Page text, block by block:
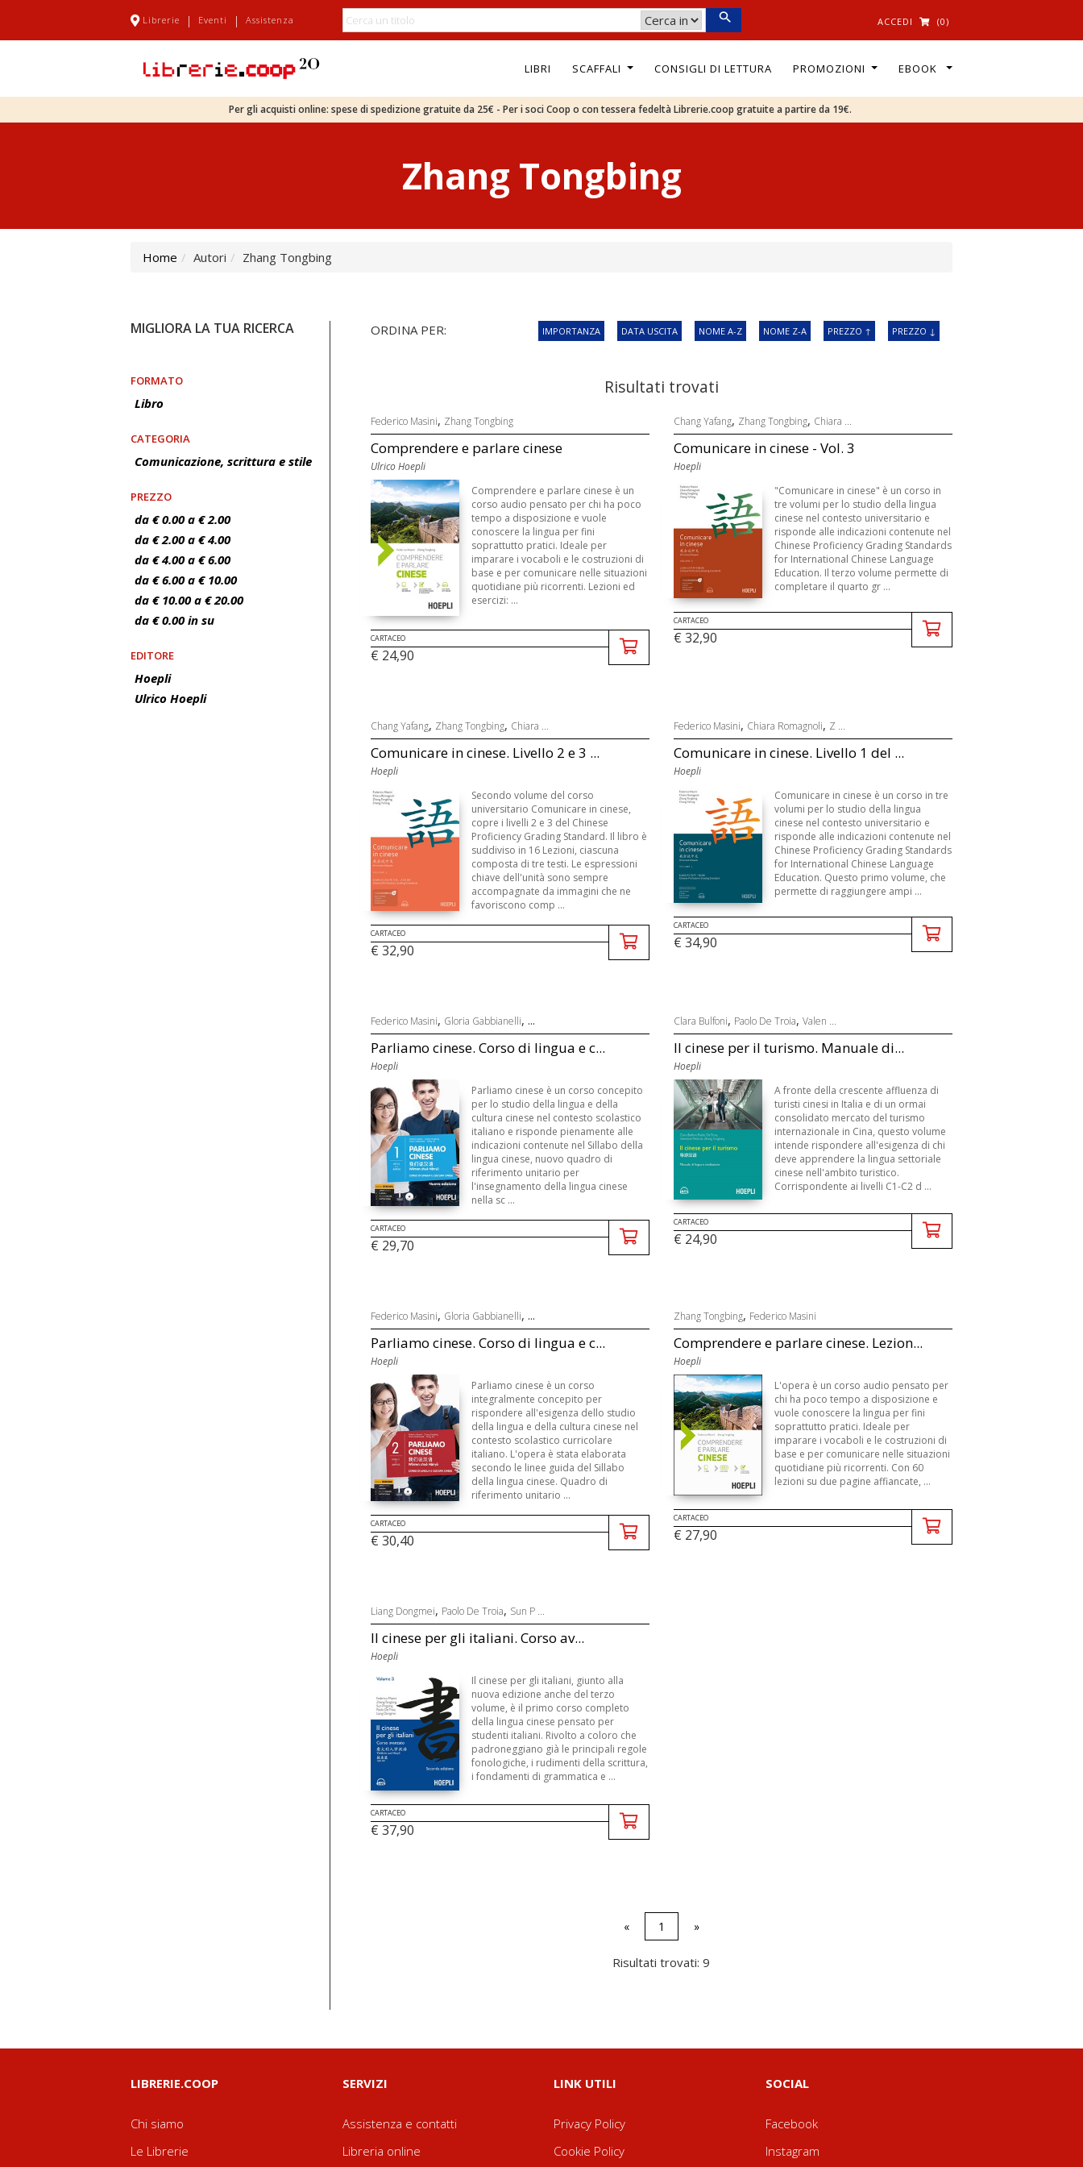
Librerie | Eventi | Assistenza ACCEDI (0)
LIBRI SCAFFALI CONSIGLI DI LETTURA PROMOZIONI EBOOK
Per gli acquisti online: spese di spedizione gratuite da 25€ - Per i soci Coop o con tessera fedeltà Librerie.coop gratuite a partire da 19€.
Zhang Tongbing
Home Autori Zhang Tongbing
MIGLIORA LA TUA RICERCA
FORMATO
Libro
CATEGORIA
Comunicazione, scrittura e stile
PREZZO
da € 0.00 a € 2.00
da € 2.00 a € 4.00
da € 4.00 a € 6.00
da € 6.00 a € 10.00
da € 10.00 a € 20.00
da € 0.00 in su
EDITORE
Hoepli
Ulrico Hoepli
ORDINA PER: IMPORTANZA DATA USCITA NOME A-Z NOME Z-A PREZZO ↑ PREZZO ↓
Risultati trovati
Federico Masini, Zhang Tongbing
Comprendere e parlare cinese
Ulrico Hoepli
Comprendere e parlare cinese è un
corso audio pensato per chi ha poco
tempo a disposizione e vuole
conoscere la lingua per fini
soprattutto pratici. Ideale per
imparare i vocaboli e le costruzioni di
base e per comunicare nelle situazioni
quotidiane più ricorrenti. Lezioni ed
esercizi: ...
CARTACEO
€ 24,90
Chang Yafang, Zhang Tongbing, Chiara ...
Comunicare in cinese - Vol. 3
Hoepli
"Comunicare in cinese" è un corso in
tre volumi per lo studio della lingua
cinese nel contesto universitario e
risponde alle indicazioni contenute nel
Chinese Proficiency Grading Standards
for International Chinese Language
Education. Il terzo volume permette di
completare il quarto gr ...
CARTACEO
€ 32,90
Chang Yafang, Zhang Tongbing, Chiara ...
Comunicare in cinese. Livello 2 e 3 ...
Hoepli
Secondo volume del corso
universitario Comunicare in cinese,
copre i livelli 2 e 3 del Chinese
Proficiency Grading Standard. Il libro è
suddiviso in 16 Lezioni, ciascuna
composta di tre testi. Le espressioni
chiave dell'unità sono sempre
accompagnate da immagini che ne
favoriscono comp ...
CARTACEO
€ 32,90
Federico Masini, Chiara Romagnoli, Z ...
Comunicare in cinese. Livello 1 del ...
Hoepli
Comunicare in cinese è un corso in tre
volumi per lo studio della lingua
cinese nel contesto universitario e
risponde alle indicazioni contenute nel
Chinese Proficiency Grading Standards
for International Chinese Language
Education. Questo primo volume, che
permette di raggiungere ampi ...
CARTACEO
€ 34,90
Federico Masini, Gloria Gabbianelli, ...
Parliamo cinese. Corso di lingua e c...
Hoepli
Parliamo cinese è un corso concepito
per lo studio della lingua e della
cultura cinese nel contesto scolastico
italiano e risponde pienamente alle
indicazioni contenute nel Sillabo della
lingua cinese, nuovo quadro di
riferimento unitario per
l'insegnamento della lingua cinese
nella sc ...
CARTACEO
€ 29,70
Clara Bulfoni, Paolo De Troia, Valen ...
Il cinese per il turismo. Manuale di...
Hoepli
A fronte della crescente affluenza di
turisti cinesi in Italia e di un ormai
consolidato mercato del turismo
internazionale in Cina, questo volume
intende rispondere all'esigenza di chi
deve apprendere la lingua settoriale
cinese nell'ambito turistico.
Corrispondente ai livelli C1-C2 d ...
CARTACEO
€ 24,90
Federico Masini, Gloria Gabbianelli, ...
Parliamo cinese. Corso di lingua e c...
Hoepli
Parliamo cinese è un corso
integralmente concepito per
rispondere all'esigenza dello studio
della lingua e della cultura cinese nel
contesto scolastico curricolare
italiano. L'opera è stata elaborata
secondo le linee guida del Sillabo
della lingua cinese. Quadro di
riferimento unitario ...
CARTACEO
€ 30,40
Zhang Tongbing, Federico Masini
Comprendere e parlare cinese. Lezion...
Hoepli
L'opera è un corso audio pensato per
chi ha poco tempo a disposizione e
vuole conoscere la lingua per fini
soprattutto pratici. Ideale per
imparare i vocaboli e le costruzioni di
base e per comunicare nelle situazioni
quotidiane più ricorrenti. Con 60
lezioni su due pagine affiancate, ...
CARTACEO
€ 27,90
Liang Dongmei, Paolo De Troia, Sun P ...
Il cinese per gli italiani. Corso av...
Hoepli
Il cinese per gli italiani, giunto alla
nuova edizione anche del terzo
volume, è il primo corso completo
della lingua cinese pensato per
studenti italiani. Rivolto a coloro che
padroneggiano già le principali regole
fonologiche, i rudimenti della scrittura,
i fondamenti di grammatica e ...
CARTACEO
€ 37,90
« 1 »
Risultati trovati: 9
LIBRERIE.COOP
Chi siamo
Le Librerie
SERVIZI
Assistenza e contatti
Libreria online
LINK UTILI
Privacy Policy
Cookie Policy
SOCIAL
Facebook
Instagram